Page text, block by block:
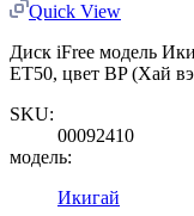
Quick View
Диск iFree модель
ET50, цвет BP (Хай
SKU:
00092410
модель:
Икигай